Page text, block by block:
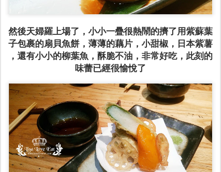
然後天婦羅上場了，小小一疊很熱鬧的擠了用紫蘇葉
子包裹的扇貝魚餅，薄薄的藕片，小甜椒，日本紫薯
，還有小小的柳葉魚，酥脆不油，非常好吃，此刻的
味蕾已經很愉悅了